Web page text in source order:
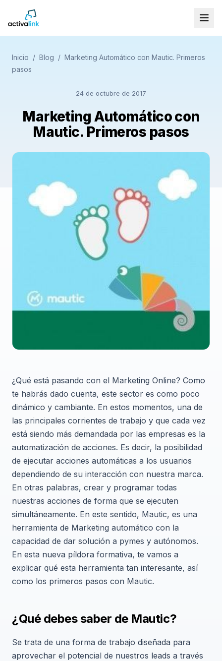
Inicio / Blog / Marketing Automático con Mautic. Primeros
pasos
24 de octubre de 2017
Marketing Automático con
Mautic. Primeros pasos
¿Qué está pasando con el Marketing Online? Como
te habrás dado cuenta, este sector es como poco
dinámico y cambiante. En estos momentos, una de
las principales corrientes de trabajo y que cada vez
está siendo más demandada por las empresas es la
automatización de acciones. Es decir, la posibilidad
de ejecutar acciones automáticas a los usuarios
dependiendo de su interacción con nuestra marca.
En otras palabras, crear y programar todas
nuestras acciones de forma que se ejecuten
simultáneamente. En este sentido, Mautic, es una
herramienta de Marketing automático con la
capacidad de dar solución a pymes y autónomos.
En esta nueva píldora formativa, te vamos a
explicar qué esta herramienta tan interesante, así
como los primeros pasos con Mautic.
¿Qué debes saber de Mautic?
Se trata de una forma de trabajo diseñada para
aprovechar el potencial de nuestros leads a través